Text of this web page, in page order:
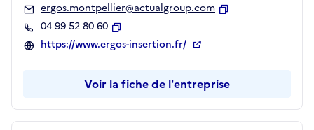
ergos.montpellier@actualgroup.com
04 99 52 80 60
Copier
https://www.ergos-insertion.fr/
Voir la fiche de l'entreprise